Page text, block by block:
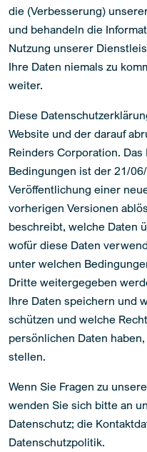
die (Verbesserung)
und behandeln die
Nutzung unserer
Ihre Daten niemals zu
weiter.
Diese
Website und der darauf
Reinders Corporation.
Bedingungen ist der 21/
Veröffentlichung einer
vorherigen Versionen
beschreibt, welche Daten
wofür diese Daten
unter welchen
Dritte weitergegeben
Ihre Daten speichern und
schützen und welche
persönlichen Daten
stellen.
Wenn Sie Fragen zu
wenden Sie sich bitte an
Datenschutz; die
Datenschutzpolitik.